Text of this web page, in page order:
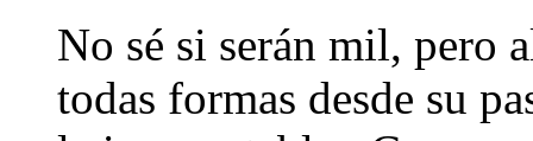
No sé si serán mil, pero
todas formas desde su